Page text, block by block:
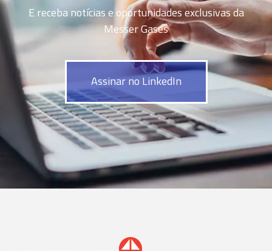
E receba notícias e oportunidades exclusivas da
Messer Gases
Assinar no LinkedIn